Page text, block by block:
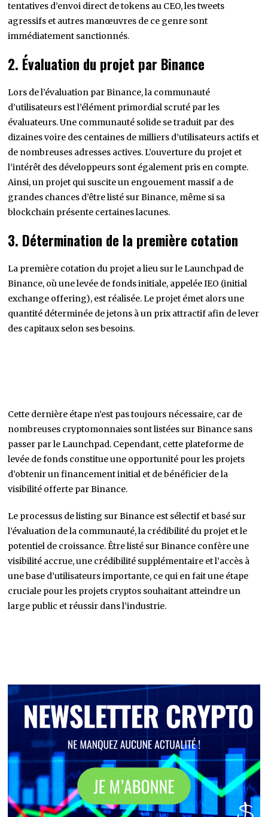
tentatives d’envoi direct de tokens au CEO, les tweets
agressifs et autres manœuvres de ce genre sont
immédiatement sanctionnés.
2. Évaluation du projet par Binance
Lors de l’évaluation par Binance, la communauté
d’utilisateurs est l’élément primordial scruté par les
évaluateurs. Une communauté solide se traduit par des
dizaines voire des centaines de milliers d’utilisateurs actifs et
de nombreuses adresses actives. L’ouverture du projet et
l’intérêt des développeurs sont également pris en compte.
Ainsi, un projet qui suscite un engouement massif a de
grandes chances d’être listé sur Binance, même si sa
blockchain présente certaines lacunes.
3. Détermination de la première cotation
La première cotation du projet a lieu sur le Launchpad de
Binance, où une levée de fonds initiale, appelée IEO (initial
exchange offering), est réalisée. Le projet émet alors une
quantité déterminée de jetons à un prix attractif afin de lever
des capitaux selon ses besoins.
Cette dernière étape n’est pas toujours nécessaire, car de
nombreuses cryptomonnaies sont listées sur Binance sans
passer par le Launchpad. Cependant, cette plateforme de
levée de fonds constitue une opportunité pour les projets
d’obtenir un financement initial et de bénéficier de la
visibilité offerte par Binance.
Le processus de listing sur Binance est sélectif et basé sur
l’évaluation de la communauté, la crédibilité du projet et le
potentiel de croissance. Être listé sur Binance confère une
visibilité accrue, une crédibilité supplémentaire et l’accès à
une base d’utilisateurs importante, ce qui en fait une étape
cruciale pour les projets cryptos souhaitant atteindre un
large public et réussir dans l’industrie.